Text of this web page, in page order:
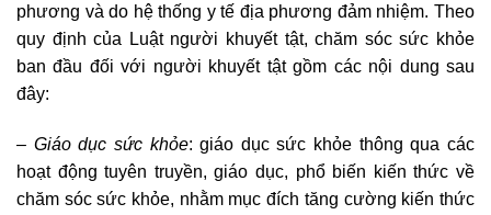
phương và do hệ thống y tế địa phương đảm nhiệm. Theo
quy định của Luật người khuyết tật, chăm sóc sức khỏe
ban đầu đối với người khuyết tật gồm các nội dung sau
đây:
– Giáo dục sức khỏe: giáo dục sức khỏe thông qua các
hoạt động tuyên truyền, giáo dục, phổ biến kiến thức về
chăm sóc sức khỏe, nhằm mục đích tăng cường kiến thức